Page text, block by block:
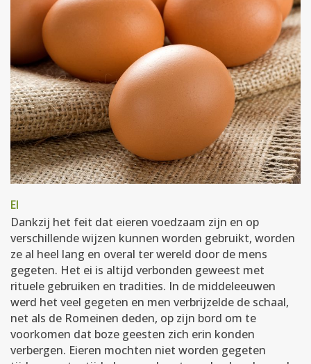
EI
Dankzij het feit dat eieren voedzaam zijn en op
verschillende wijzen kunnen worden gebruikt, worden
ze al heel lang en overal ter wereld door de mens
gegeten. Het ei is altijd verbonden geweest met
rituele gebruiken en tradities. In de middeleeuwen
werd het veel gegeten en men verbrijzelde de schaal,
net als de Romeinen deden, op zijn bord om te
voorkomen dat boze geesten zich erin konden
verbergen. Eieren mochten niet worden gegeten